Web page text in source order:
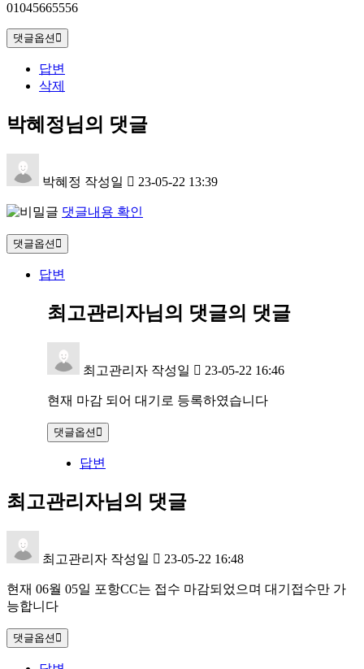
01045665556
댓글옵션
답변
삭제
박혜정님의 댓글
박혜정 작성일 23-05-22 13:39
댓글내용 확인
댓글옵션
답변
최고관리자님의 댓글의 댓글
최고관리자 작성일 23-05-22 16:46
현재 마감 되어 대기로 등록하였습니다
댓글옵션
답변
최고관리자님의 댓글
최고관리자 작성일 23-05-22 16:48
현재 06월 05일 포항CC는 접수 마감되었으며 대기접수만 가
능합니다
댓글옵션